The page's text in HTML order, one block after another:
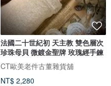
法國二十世紀初 天主教 雙色層次
珍珠母貝 微鍍金聖牌 玫瑰經手鍊
CT歐美老件古董雜貨舖
NT$ 2,280